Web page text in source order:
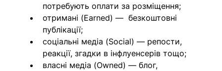
потребують оплати за розміщення;
отримані (Earned) —  безкоштовні
публікації;
соціальні медіа (Social) — репости,
реакції, згадки в інфлуенсерів тощо;
власні медіа (Owned) — блог,